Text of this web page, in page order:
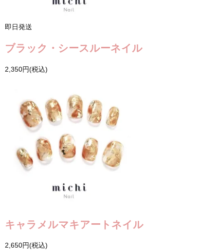
即日発送
ブラック・シースルーネイル
2,350円(税込)
キャラメルマキアートネイル
2,650円(税込)